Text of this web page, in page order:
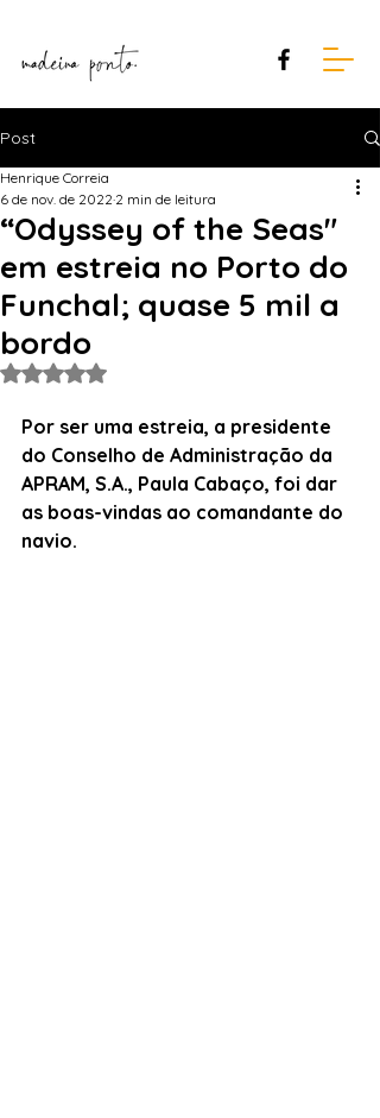
Post
“Odyssey of the Seas"
em estreia no Porto do
Funchal; quase 5 mil a
bordo
Henrique Correia
6 de nov. de 2022 2 min de leitura
Avaliado com NaN de 5 estrelas.
Por ser uma estreia, a presidente
do Conselho de Administração da
APRAM, S.A., Paula Cabaço, foi dar
as boas-vindas ao comandante do
navio.